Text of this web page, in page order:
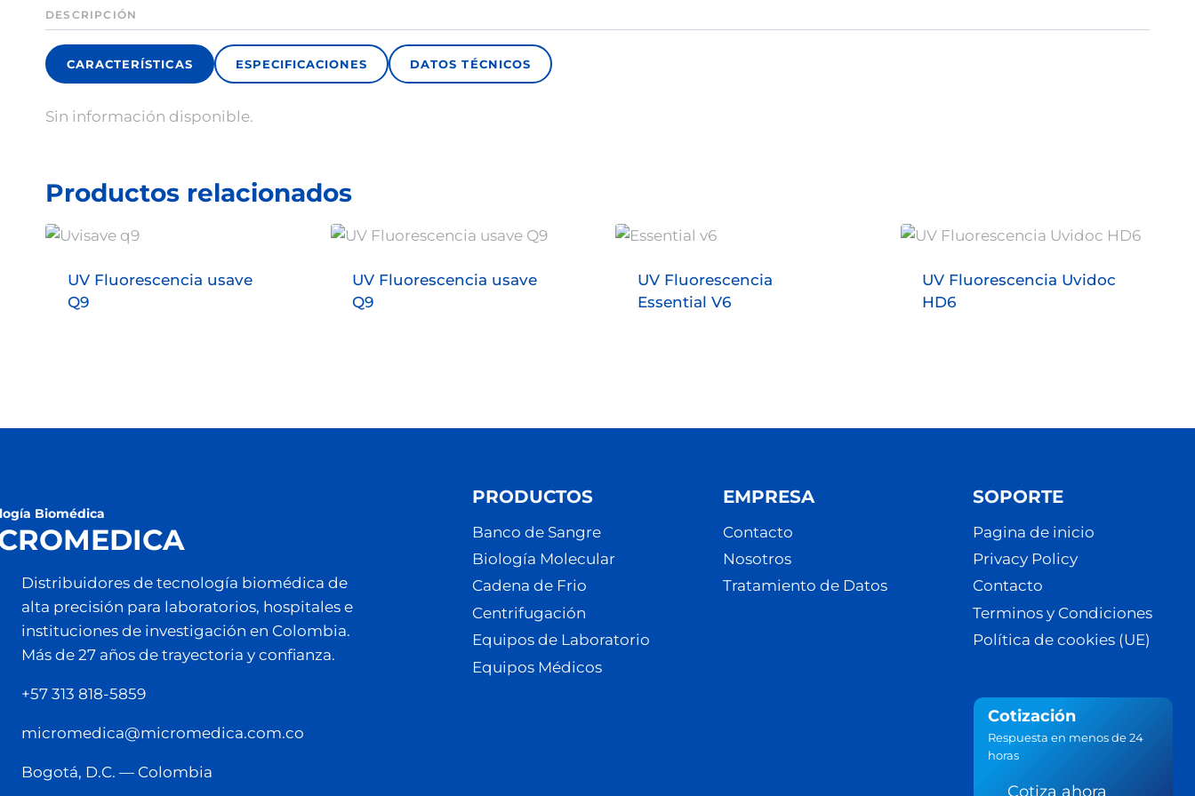
DESCRIPCIÓN
CARACTERÍSTICAS ESPECIFICACIONES DATOS TÉCNICOS
Sin información disponible.
Productos relacionados
UV Fluorescencia usave
Q9
UV Fluorescencia usave
Q9
UV Fluorescencia
Essential V6
UV Fluorescencia Uvidoc
HD6
Biomédica
Distribuidores de tecnología biomédica de
alta precisión para laboratorios, hospitales e
instituciones de investigación en Colombia.
Más de 27 años de trayectoria y confianza.
+57 313 818-5859
micromedica@micromedica.com.co
Bogotá, D.C. — Colombia
PRODUCTOS
Banco de Sangre
Biología Molecular
Cadena de Frio
Centrifugación
Equipos de Laboratorio
Equipos Médicos
EMPRESA
Contacto
Nosotros
Tratamiento de Datos
SOPORTE
Pagina de inicio
Privacy Policy
Contacto
Terminos y Condiciones
Política de cookies (UE)
Cotización
Respuesta en menos de 24
horas
Cotiza ahora